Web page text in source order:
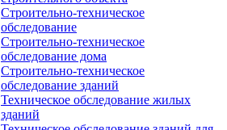
Строительно-техническое
обследование
Строительно-техническое
обследование дома
Строительно-техническое
обследование зданий
Техническое обследование жилых
зданий